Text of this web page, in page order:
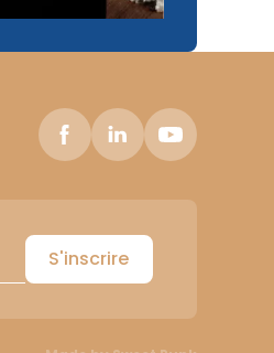
S'inscrire